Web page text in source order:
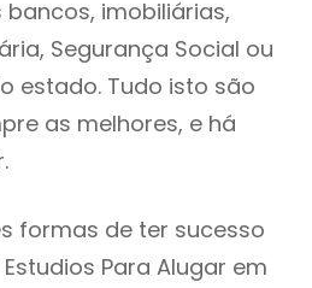
imobiliárias,
Segurança Social ou
estado. Tudo isto são
as melhores, e há
formas de ter sucesso
Para Alugar em